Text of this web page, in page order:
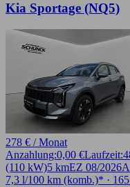
Kia Sportage (NQ5)
278 € / Monat
Anzahlung:0,00 €Laufzeit:
(110 kW)5 kmEZ 08/2026
7,3 l/100 km (komb.)* ·